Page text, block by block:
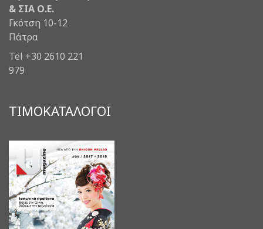
& ΣΙΑ Ο.Ε.
Γκότση 10-12
Πάτρα
Tel +30 2610 221
979
ΤΙΜΟΚΑΤΑΛΟΓΟΙ